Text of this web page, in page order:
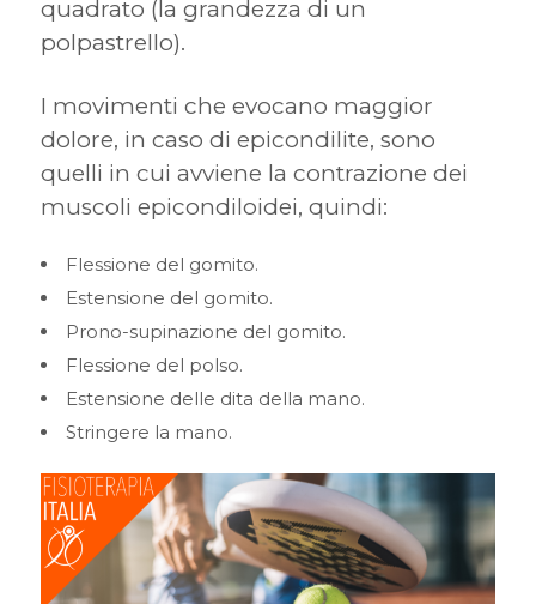
quadrato (la grandezza di un
polpastrello).
I movimenti che evocano maggior
dolore, in caso di epicondilite, sono
quelli in cui avviene la contrazione dei
muscoli epicondiloidei, quindi:
Flessione del gomito.
Estensione del gomito.
Prono-supinazione del gomito.
Flessione del polso.
Estensione delle dita della mano.
Stringere la mano.